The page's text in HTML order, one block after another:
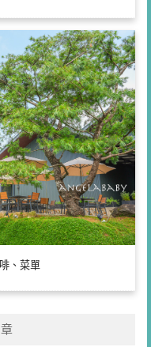
、菜單